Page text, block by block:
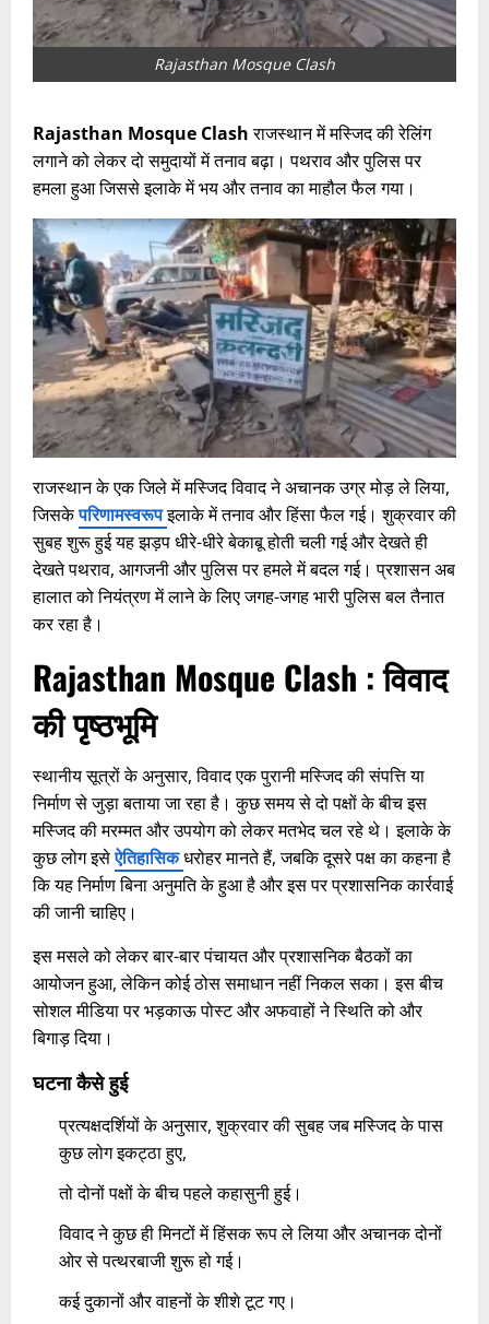
Rajasthan Mosque Clash
Rajasthan Mosque Clashराजस्थान में मस्जिद की रेलिंग
लगाने को लेकर दो समुदायों में तनाव बढ़ा। पथराव और पुलिस पर
हमला हुआ जिससे इलाके में भय और तनाव का माहौल फैल गया।
राजस्थान के एक जिले में मस्जिद विवाद ने अचानक उग्र मोड़ ले लिया,
जिसकेपरिणामस्वरूपइलाके में तनाव और हिंसा फैल गई। शुक्रवार की
सुबह शुरू हुई यह झड़प धीरे-धीरे बेकाबू होती चली गई और देखते ही
देखते पथराव, आगजनी और पुलिस पर हमले में बदल गई। प्रशासन अब
हालात को नियंत्रण में लाने के लिए जगह-जगह भारी पुलिस बल तैनात
कर रहा है।
Rajasthan Mosque Clash :विवाद
की पृष्ठभूमि
स्थानीय सूत्रों के अनुसार, विवाद एक पुरानी मस्जिद की संपत्ति या
निर्माण से जुड़ा बताया जा रहा है। कुछ समय से दो पक्षों के बीच इस
मस्जिद की मरम्मत और उपयोग को लेकर मतभेद चल रहे थे। इलाके के
कुछ लोग इसेऐतिहासिकधरोहर मानते हैं, जबकि दूसरे पक्ष का कहना है
कि यह निर्माण बिना अनुमति के हुआ है और इस पर प्रशासनिक कार्रवाई
की जानी चाहिए।
इस मसले को लेकर बार-बार पंचायत और प्रशासनिक बैठकों का
आयोजन हुआ, लेकिन कोई ठोस समाधान नहीं निकल सका। इस बीच
सोशल मीडिया पर भड़काऊ पोस्ट और अफवाहों ने स्थिति को और
बिगाड़ दिया।
घटना कैसे हुई
प्रत्यक्षदर्शियों के अनुसार, शुक्रवार की सुबह जब मस्जिद के पास
कुछ लोग इकट्ठा हुए,
तो दोनों पक्षों के बीच पहले कहासुनी हुई।
विवाद ने कुछ ही मिनटों में हिंसक रूप ले लिया और अचानक दोनों
ओर से पत्थरबाजी शुरू हो गई।
कई दुकानों और वाहनों के शीशे टूट गए।